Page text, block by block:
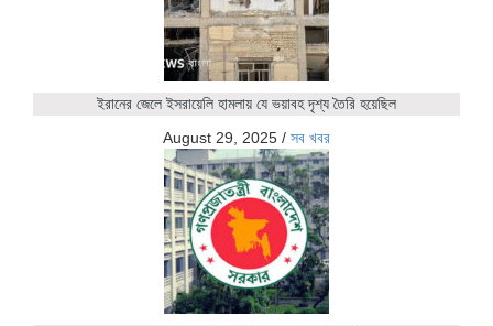
ইরানের জেলে ইসরায়েলি হামলায় যে ভয়াবহ দৃশ্য তৈরি হয়েছিল
August 29, 2025 / সব খবর